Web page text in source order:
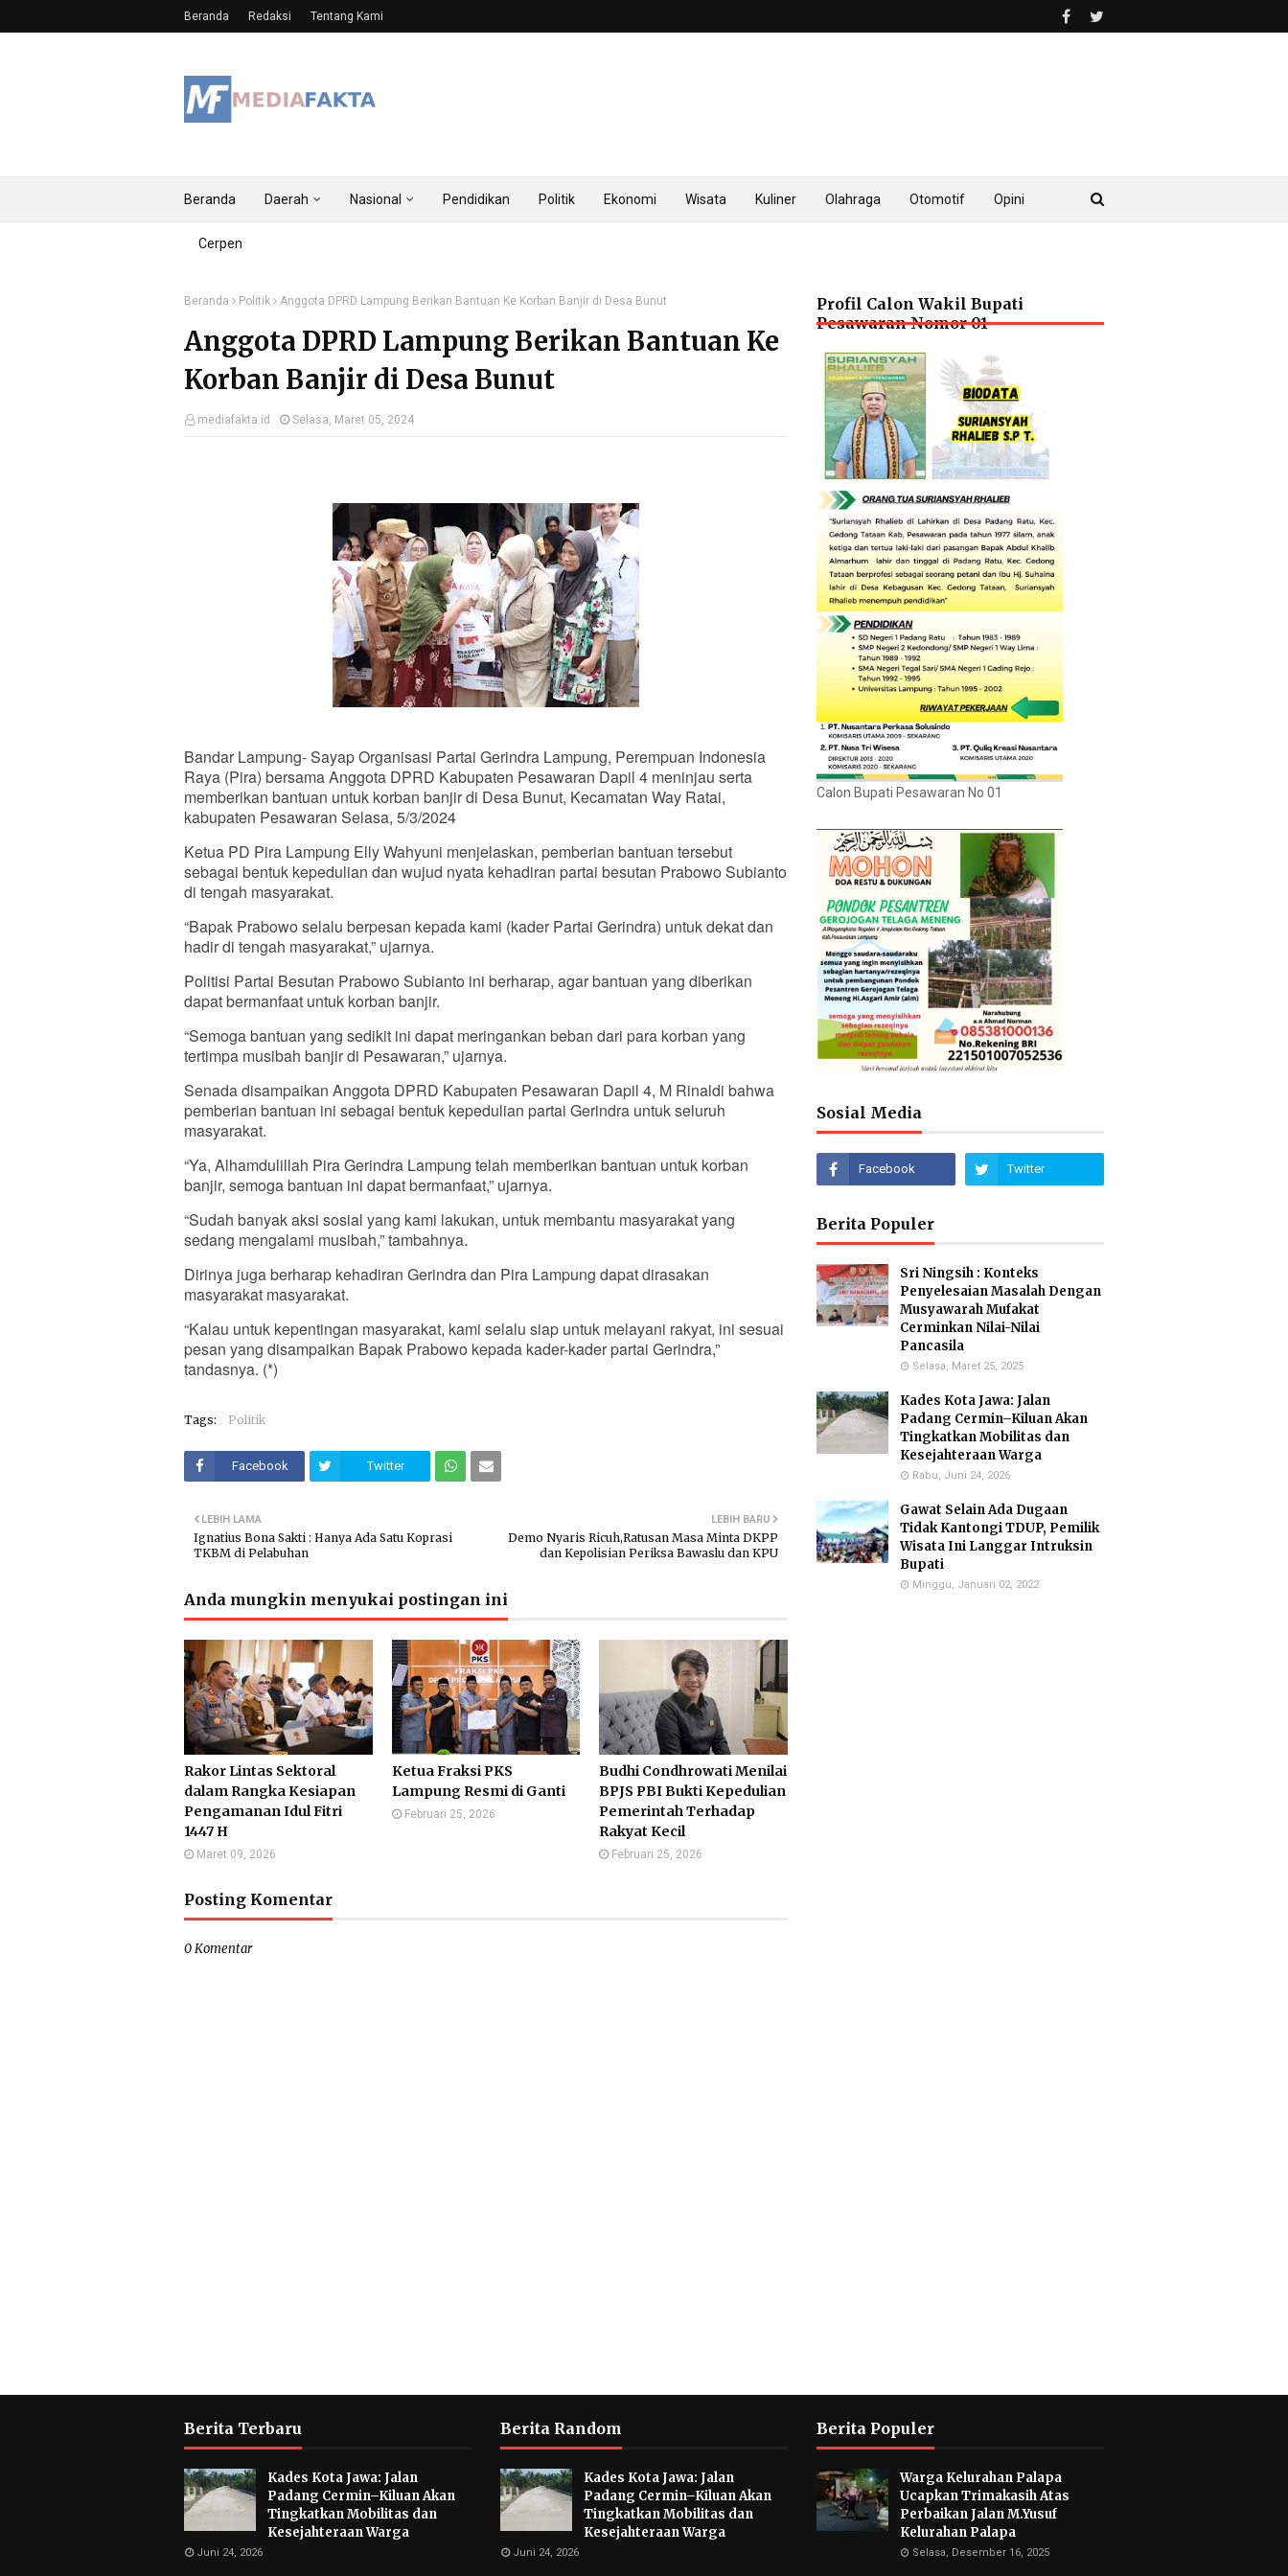
Beranda Redaksi Tentang Kami
Beranda Daerah Nasional Pendidikan Politik Ekonomi Wisata Kuliner Olahraga Otomotif Opini
Cerpen
Beranda Politik Anggota DPRD Lampung Berikan Bantuan Ke Korban Banjir di Desa Bunut
Anggota DPRD Lampung Berikan Bantuan Ke
Korban Banjir di Desa Bunut
mediafakta.id Selasa, Maret 05, 2024
Bandar Lampung- Sayap Organisasi Partai Gerindra Lampung, Perempuan Indonesia
Raya (Pira) bersama Anggota DPRD Kabupaten Pesawaran Dapil 4 meninjau serta
memberikan bantuan untuk korban banjir di Desa Bunut, Kecamatan Way Ratai,
kabupaten Pesawaran Selasa, 5/3/2024
Ketua PD Pira Lampung Elly Wahyuni menjelaskan, pemberian bantuan tersebut
sebagai bentuk kepedulian dan wujud nyata kehadiran partai besutan Prabowo Subianto
di tengah masyarakat.
“Bapak Prabowo selalu berpesan kepada kami (kader Partai Gerindra) untuk dekat dan
hadir di tengah masyarakat,” ujarnya.
Politisi Partai Besutan Prabowo Subianto ini berharap, agar bantuan yang diberikan
dapat bermanfaat untuk korban banjir.
“Semoga bantuan yang sedikit ini dapat meringankan beban dari para korban yang
tertimpa musibah banjir di Pesawaran,” ujarnya.
Senada disampaikan Anggota DPRD Kabupaten Pesawaran Dapil 4, M Rinaldi bahwa
pemberian bantuan ini sebagai bentuk kepedulian partai Gerindra untuk seluruh
masyarakat.
“Ya, Alhamdulillah Pira Gerindra Lampung telah memberikan bantuan untuk korban
banjir, semoga bantuan ini dapat bermanfaat,” ujarnya.
“Sudah banyak aksi sosial yang kami lakukan, untuk membantu masyarakat yang
sedang mengalami musibah,” tambahnya.
Dirinya juga berharap kehadiran Gerindra dan Pira Lampung dapat dirasakan
masyarakat masyarakat.
“Kalau untuk kepentingan masyarakat, kami selalu siap untuk melayani rakyat, ini sesuai
pesan yang disampaikan Bapak Prabowo kepada kader-kader partai Gerindra,”
tandasnya. (*)
Tags: Politik
Facebook Twitter
LEBIH BARU
Demo Nyaris Ricuh,Ratusan Masa Minta DKPP
dan Kepolisian Periksa Bawaslu dan KPU
LEBIH LAMA
Ignatius Bona Sakti : Hanya Ada Satu Koprasi
TKBM di Pelabuhan
Anda mungkin menyukai postingan ini
Rakor Lintas Sektoral
dalam Rangka Kesiapan
Pengamanan Idul Fitri
1447 H
Maret 09, 2026
Ketua Fraksi PKS
Lampung Resmi di Ganti
Februari 25, 2026
Budhi Condhrowati Menilai
BPJS PBI Bukti Kepedulian
Pemerintah Terhadap
Rakyat Kecil
Februari 25, 2026
Posting Komentar
0 Komentar
Profil Calon Wakil Bupati
Pesawaran Nomor 01
Calon Bupati Pesawaran No 01
Sosial Media
Berita Populer
Sri Ningsih : Konteks
Penyelesaian Masalah Dengan
Musyawarah Mufakat
Cerminkan Nilai-Nilai
Pancasila
Selasa, Maret 25, 2025
Kades Kota Jawa: Jalan
Padang Cermin–Kiluan Akan
Tingkatkan Mobilitas dan
Kesejahteraan Warga
Rabu, Juni 24, 2026
Gawat Selain Ada Dugaan
Tidak Kantongi TDUP, Pemilik
Wisata Ini Langgar Intruksin
Bupati
Minggu, Januari 02, 2022
Berita Terbaru
Kades Kota Jawa: Jalan
Padang Cermin–Kiluan Akan
Tingkatkan Mobilitas dan
Kesejahteraan Warga
Juni 24, 2026
Berita Random
Kades Kota Jawa: Jalan
Padang Cermin–Kiluan Akan
Tingkatkan Mobilitas dan
Kesejahteraan Warga
Juni 24, 2026
Berita Populer
Warga Kelurahan Palapa
Ucapkan Trimakasih Atas
Perbaikan Jalan M.Yusuf
Kelurahan Palapa
Selasa, Desember 16, 2025